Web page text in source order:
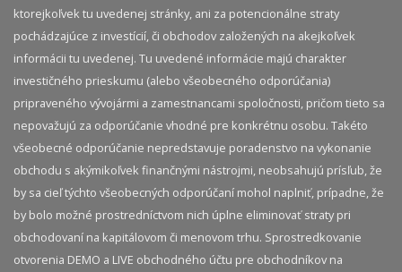
ktorejkoľvek tu uvedenej stránky, ani za potencionálne straty
pochádzajúce z investícií, či obchodov založených na akejkoľvek
informácii tu uvedenej. Tu uvedené informácie majú charakter
investičného prieskumu (alebo všeobecného odporúčania)
pripraveného vývojármi a zamestnancami spoločnosti, pričom tieto sa
nepovažujú za odporúčanie vhodné pre konkrétnu osobu. Takéto
všeobecné odporúčanie nepredstavuje poradenstvo na vykonanie
obchodu s akýmikoľvek finančnými nástrojmi, neobsahujú prísľub, že
by sa cieľ týchto všeobecných odporúčaní mohol naplniť, prípadne, že
by bolo možné prostredníctvom nich úplne eliminovať straty pri
obchodovaní na kapitálovom či menovom trhu. Sprostredkovanie
otvorenia DEMO a LIVE obchodného účtu pre obchodníkov na